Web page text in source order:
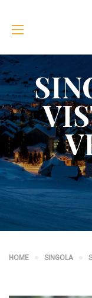
HOME SINGOLA